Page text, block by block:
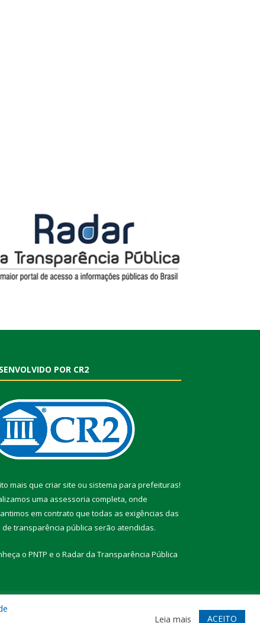
POR CR2
mais que criar site ou sistema para prefeituras!
uma assessoria completa, onde
em contrato que todas as exigências das
de transparência pública serão atendidas.
o PNTP e o Radar da Transparência Pública
Acessar Webmail
Leia mais ACEITO